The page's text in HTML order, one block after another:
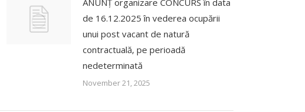
de 16.12.2025 în vederea ocupării
unui post vacant de natură
contractuală, pe perioadă
nedeterminată
November 21, 2025